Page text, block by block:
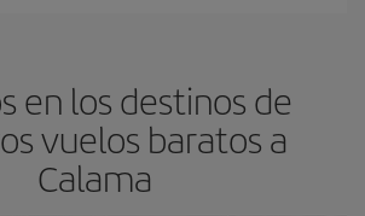
en los destinos de
vuelos baratos a
Calama